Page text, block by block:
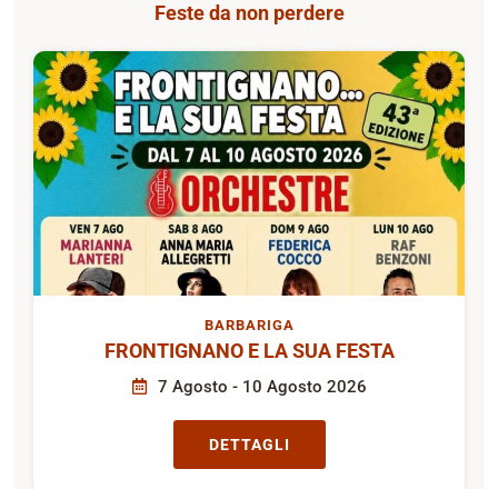
Feste da non perdere
BARBARIGA
FRONTIGNANO E LA SUA FESTA
7 Agosto - 10 Agosto 2026
DETTAGLI